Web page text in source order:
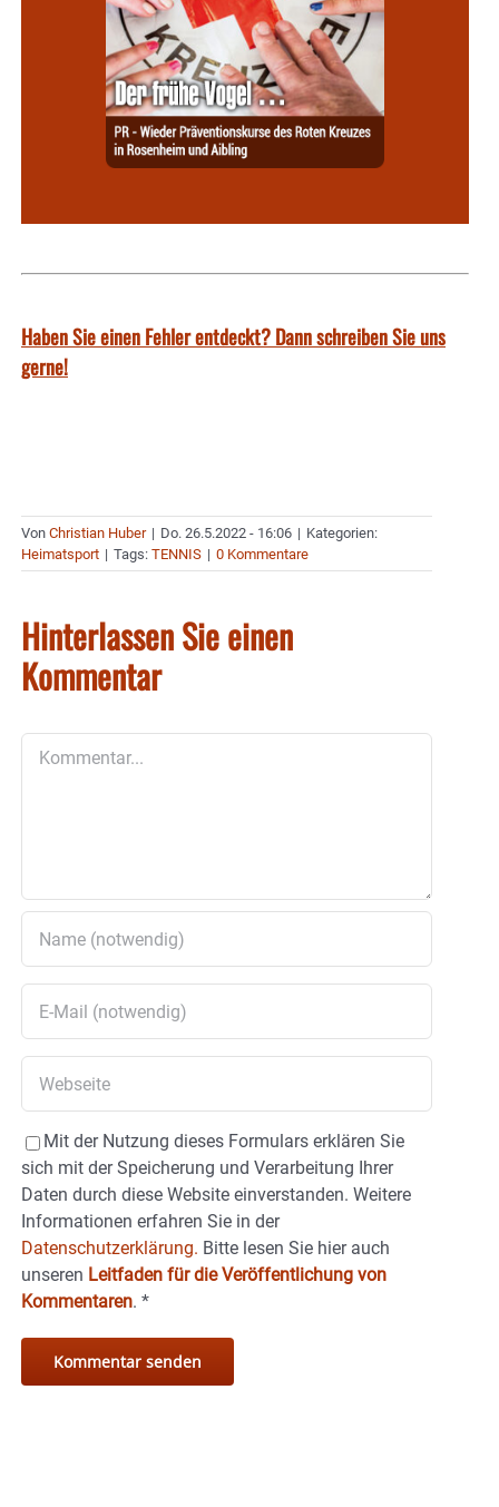
Haben Sie einen Fehler entdeckt? Dann schreiben Sie uns
gerne!
Von Christian Huber | Do. 26.5.2022 - 16:06 | Kategorien:
Heimatsport | Tags: TENNIS | 0 Kommentare
Hinterlassen Sie einen
Kommentar
Mit der Nutzung dieses Formulars erklären Sie
sich mit der Speicherung und Verarbeitung Ihrer
Daten durch diese Website einverstanden. Weitere
Informationen erfahren Sie in der
Datenschutzerklärung. Bitte lesen Sie hier auch
unseren Leitfaden für die Veröffentlichung von
Kommentaren. *